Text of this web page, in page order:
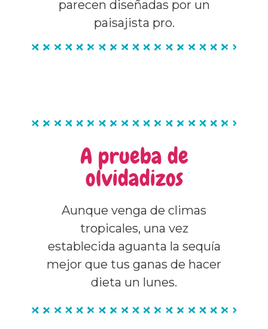
parecen diseñadas por un
paisajista pro.
A prueba de
olvidadizos
Aunque venga de climas
tropicales, una vez
establecida aguanta la sequía
mejor que tus ganas de hacer
dieta un lunes.